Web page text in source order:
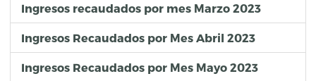
Ingresos recaudados por mes Marzo 2023
Ingresos Recaudados por Mes Abril 2023
Ingresos Recaudados por Mes Mayo 2023